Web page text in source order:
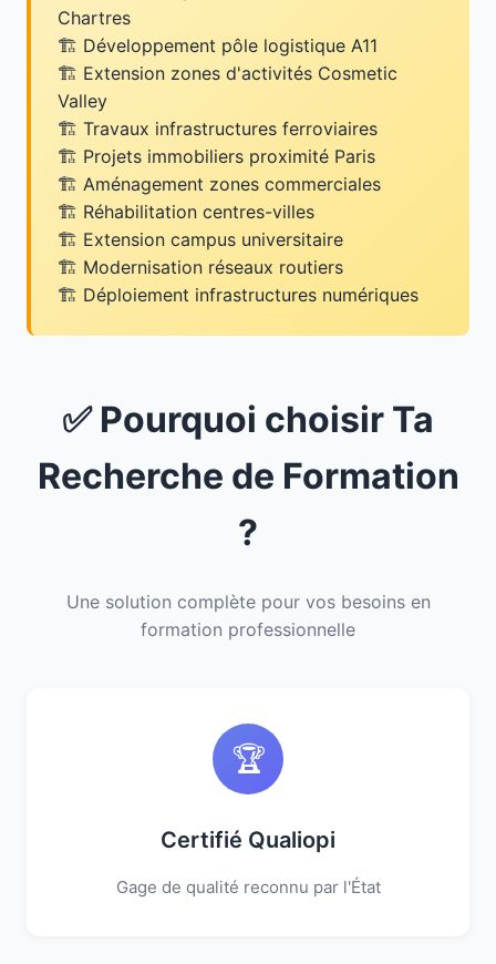
Chartres
Développement pôle logistique A11
Extension zones d'activités Cosmetic
Valley
Travaux infrastructures ferroviaires
Projets immobiliers proximité Paris
Aménagement zones commerciales
Réhabilitation centres-villes
Extension campus universitaire
Modernisation réseaux routiers
Déploiement infrastructures numériques
✅ Pourquoi choisir Ta
Recherche de Formation
?
Une solution complète pour vos besoins en
formation professionnelle
🏆
Certifié Qualiopi
Gage de qualité reconnu par l'État